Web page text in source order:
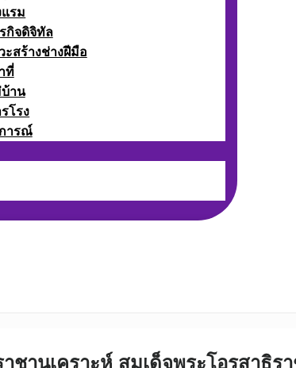
รม
กิจดิจิทัล
สร้างช่างฝีมือ
ที่
าน
โรง
ารณ์
ชานุเคราะห์ สมเด็จพระโอรสา